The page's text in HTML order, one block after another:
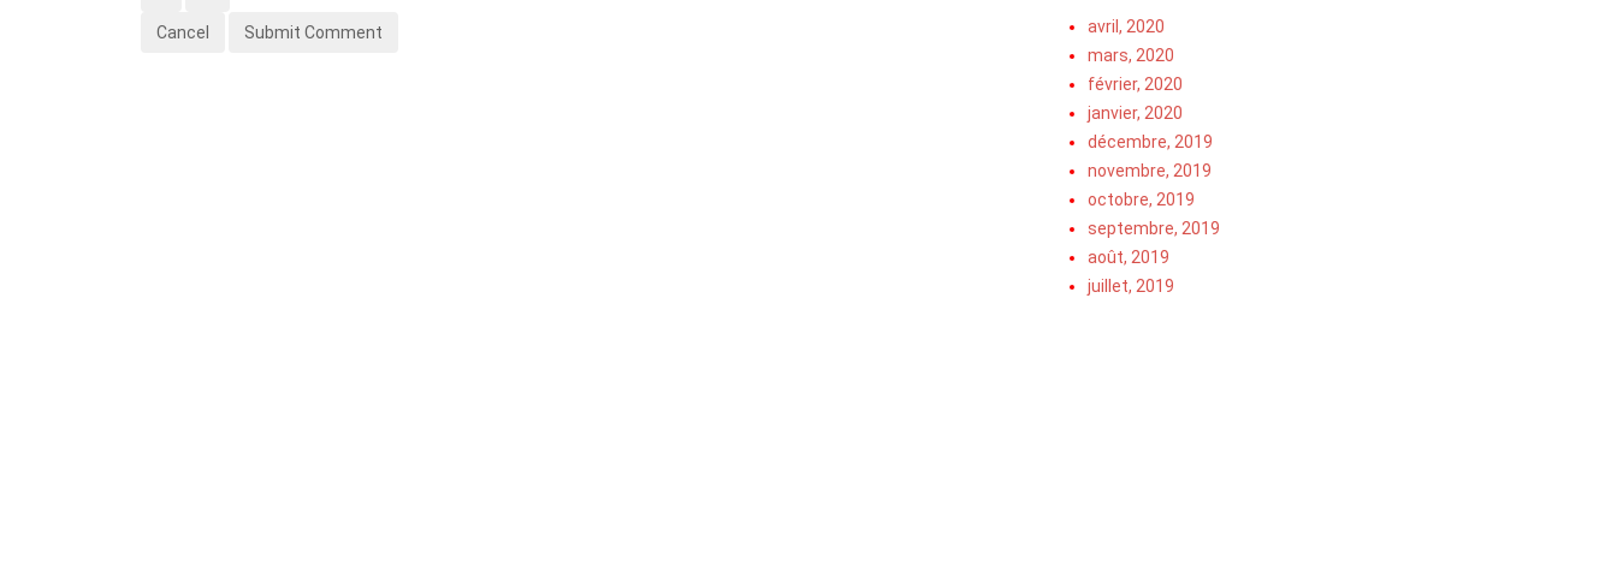
Cancel Submit Comment
avril, 2020
mars, 2020
février, 2020
janvier, 2020
décembre, 2019
novembre, 2019
octobre, 2019
septembre, 2019
août, 2019
juillet, 2019